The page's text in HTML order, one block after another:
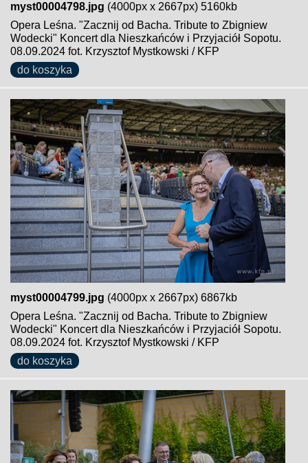
myst00004798.jpg (4000px x 2667px) 5160kb
Opera Leśna. "Zacznij od Bacha. Tribute to Zbigniew
Wodecki" Koncert dla Nieszkańców i Przyjaciół Sopotu.
08.09.2024 fot. Krzysztof Mystkowski / KFP
do koszyka
myst00004799.jpg (4000px x 2667px) 6867kb
Opera Leśna. "Zacznij od Bacha. Tribute to Zbigniew
Wodecki" Koncert dla Nieszkańców i Przyjaciół Sopotu.
08.09.2024 fot. Krzysztof Mystkowski / KFP
do koszyka